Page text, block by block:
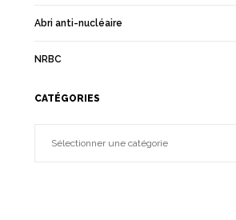
Abri anti-nucléaire
NRBC
CATÉGORIES